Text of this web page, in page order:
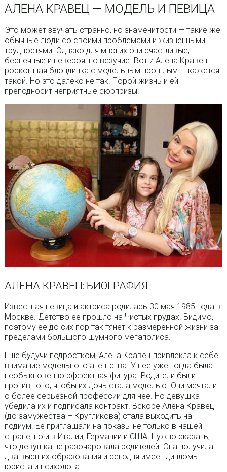
АЛЕНА КРАВЕЦ — МОДЕЛЬ И ПЕВИЦА
Это может звучать странно, но знаменитости — такие же
обычные люди со своими проблемами и жизненными
трудностями. Однако для многих они счастливые,
беспечные и невероятно везучие. Вот и Алена Кравец –
роскошная блондинка с модельным прошлым — кажется
такой. Но это далеко не так. Порой жизнь и ей
преподносит неприятные сюрпризы.
АЛЕНА КРАВЕЦ: БИОГРАФИЯ
Известная певица и актриса родилась 30 мая 1985 года в
Москве. Детство ее прошло на Чистых прудах. Видимо,
поэтому ее до сих пор так тянет к размеренной жизни за
пределами большого шумного мегаполиса.
Еще будучи подростком, Алена Кравец привлекла к себе
внимание модельного агентства. У нее уже тогда была
необыкновенно эффектная фигура. Родители были
против того, чтобы их дочь стала моделью. Они мечтали
о более серьезной профессии для нее. Но девушка
убедила их и подписала контракт. Вскоре Алена Кравец
(до замужества – Кругликова) стала выходить на
подиум. Ее приглашали на показы не только в нашей
стране, но и в Италии, Германии и США. Нужно сказать,
что девушка не разочаровала родителей. Она получила
два высших образования и сегодня имеет дипломы
юриста и психолога.